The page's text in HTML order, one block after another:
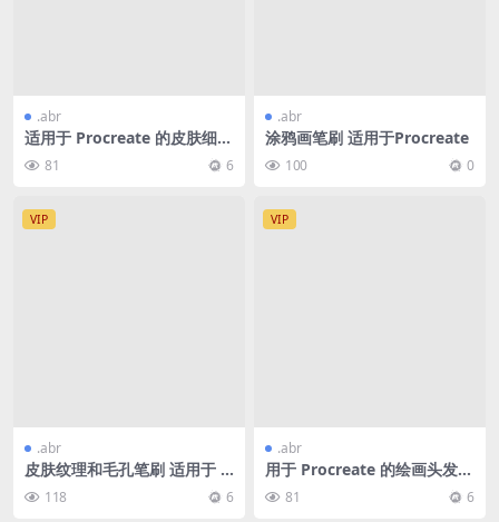
.abr
适用于 Procreate 的皮肤细节
画笔 V1+V2
81 6
.abr
涂鸦画笔刷 适用于Procreate
100 0
VIP
.abr
皮肤纹理和毛孔笔刷 适用于 P
rocreate/Photoshop/Medi
bang
118 6
VIP
.abr
用于 Procreate 的绘画头发笔
刷套装
81 6